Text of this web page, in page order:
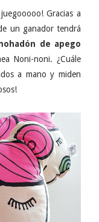
juegooooo! Gracias a
un ganador tendrá
de apego
Noni-noni. ¿Cuále
a mano y miden